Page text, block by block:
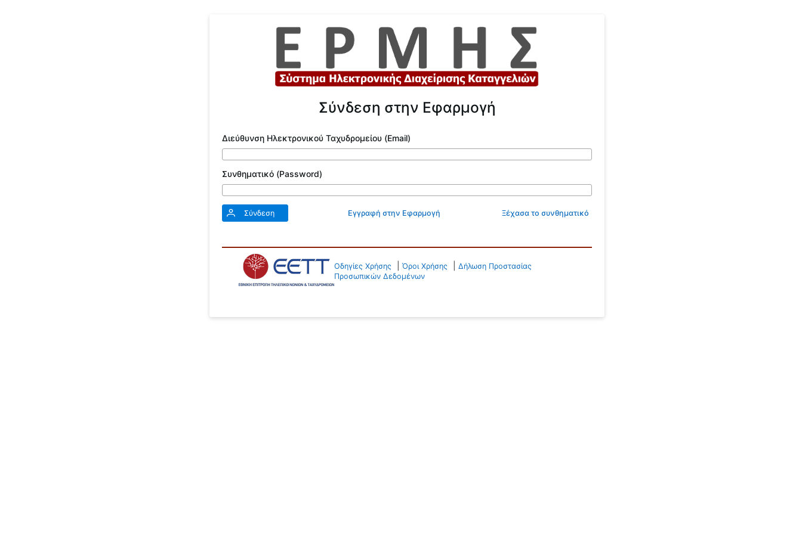
Σύνδεση στην Εφαρμογή
Διεύθυνση Ηλεκτρονικού Ταχυδρομείου (Email)
Συνθηματικό (Password)
Σύνδεση Εγγραφή στην Εφαρμογή Ξέχασα το συνθηματικό
Οδηγίες Χρήσης Όροι Χρήσης
Δήλωση Προστασίας
Προσωπικών Δεδομένων